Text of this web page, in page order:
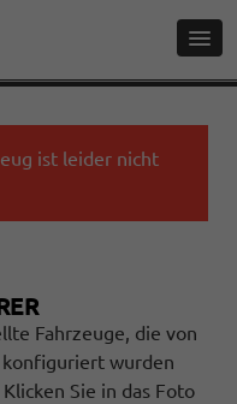
ist leider nicht
Fahrzeuge, die von
wurden
Sie in das Foto